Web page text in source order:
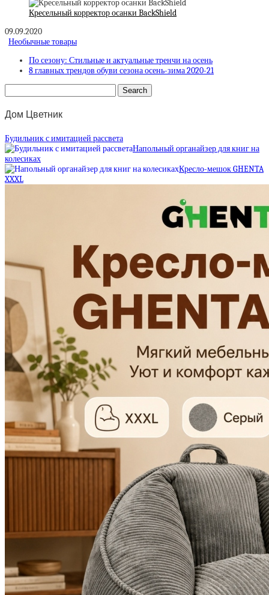
Кресельный корректор осанки BackShield
09.09.2020
Необычные товары
По сезону: Стильные и актуальные тренчи на осень
8 главных трендов обуви сезона осень-зима 2020-21
Дом Цветник
Будильник с имитацией рассвета
Напольный органайзер для книг на
колесиках
Кресло-мешок GHENTA
XXXL